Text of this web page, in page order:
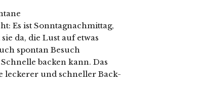
Es ist Sonntagnachmittag,
da, die Lust auf etwas
spontan Besuch
backen kann. Das
leckerer und schneller Back-